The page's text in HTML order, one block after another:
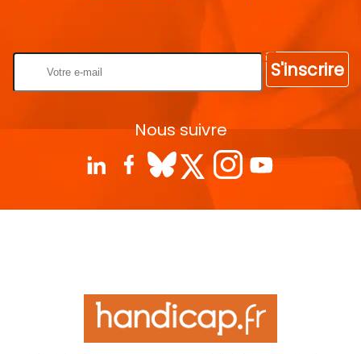
S'inscrire
Nous suivre